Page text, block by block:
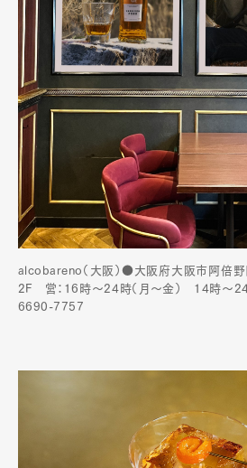
alcobareno（大阪）●大阪府大阪市阿倍
2F 営：16時～24時（月〜金） 14時〜24
6690-7757